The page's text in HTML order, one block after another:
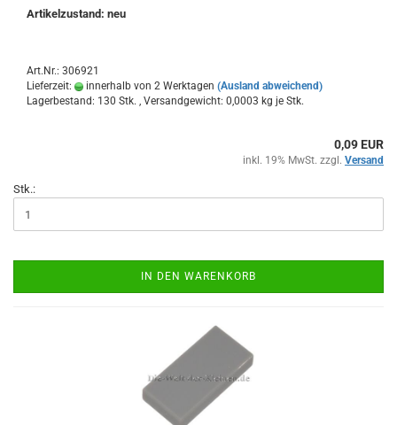
Artikelzustand: neu
Art.Nr.: 306921
Lieferzeit:
innerhalb von 2 Werktagen (Ausland abweichend)
Lagerbestand: 130 Stk. , Versandgewicht: 0,0003 kg je Stk.
0,09 EUR
inkl. 19% MwSt. zzgl. Versand
Stk.:
IN DEN WARENKORB